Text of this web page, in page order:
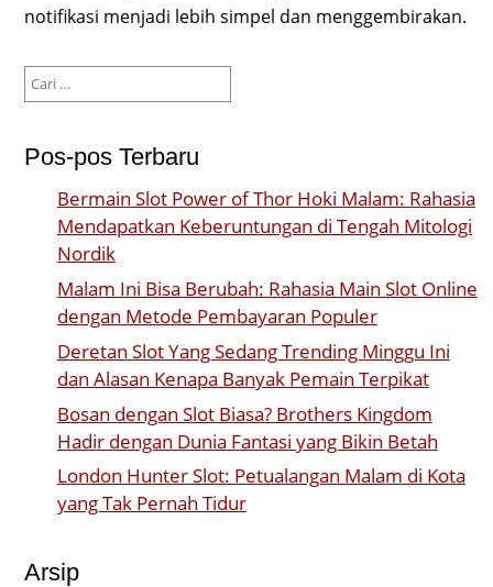
notifikasi menjadi lebih simpel dan menggembirakan.
untuk:
Pos-pos Terbaru
Bermain Slot Power of Thor Hoki Malam: Rahasia
Mendapatkan Keberuntungan di Tengah Mitologi
Nordik
Malam Ini Bisa Berubah: Rahasia Main Slot Online
dengan Metode Pembayaran Populer
Deretan Slot Yang Sedang Trending Minggu Ini
dan Alasan Kenapa Banyak Pemain Terpikat
Bosan dengan Slot Biasa? Brothers Kingdom
Hadir dengan Dunia Fantasi yang Bikin Betah
London Hunter Slot: Petualangan Malam di Kota
yang Tak Pernah Tidur
Arsip